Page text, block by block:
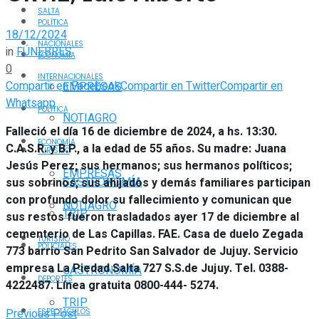
POLÍTICA
ECONOMÍA
EMPRESAS
NOTIAGRO
TURISMO
GASTRONOMÍA
TRIP
POLICIALES
DEPORTES
ESPECTÁCULOS
SALTA
NACIONALES
INTERNACIONALES
POLÍTICA
ECONOMÍA
EMPRESAS
NOTIAGRO
TURISMO
GASTRONOMÍA
TRIP
18/12/2024
inFÚNEBRES
0
Compartir en FacebookCompartir en TwitterCompartir en
Whatsapp
Falleció el día 16 de diciembre de 2024, a hs. 13:30.
C.A.S.R. y B.P., a la edad de 55 años. Su madre: Juana
Jesús Perez; sus hermanos; sus hermanos políticos;
sus sobrinos; sus ahijados y demás familiares participan
con profundo dolor su fallecimiento y comunican que
sus restos fueron trasladados ayer 17 de diciembre al
cementerio de Las Capillas. FAE. Casa de duelo Zegada
773 barrio San Pedrito San Salvador de Jujuy. Servicio
empresa La Piedad Salta 727 S.S.de Jujuy. Tel. 0388-
4222487. Línea gratuita 0800-444- 5274.
Previous Post